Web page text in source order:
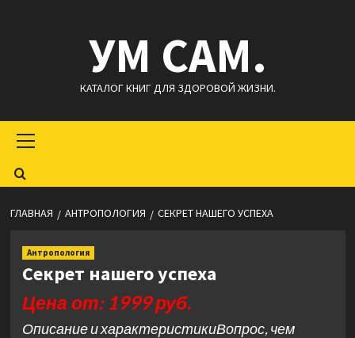
УМ САМ.
КАТАЛОГ КНИГ ДЛЯ ЗДОРОВОЙ ЖИЗНИ.
меню
ГЛАВНАЯ АНТРОПОЛОГИЯ СЕКРЕТ НАШЕГО УСПЕХА
Антропология
Секрет нашего успеха
Цена от: 1999 руб.
Описание и характеристикиВопрос, чем